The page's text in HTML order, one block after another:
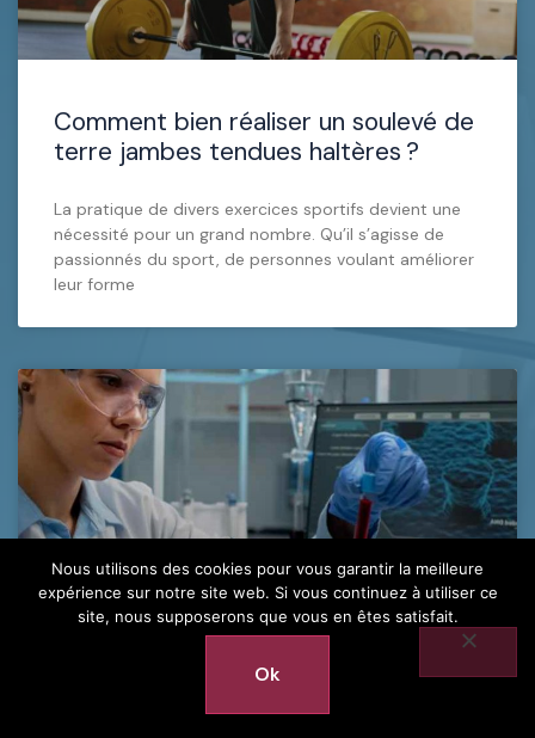
Comment bien réaliser un soulevé de
terre jambes tendues haltères ?
La pratique de divers exercices sportifs devient une
nécessité pour un grand nombre. Qu’il s’agisse de
passionnés du sport, de personnes voulant améliorer
leur forme
Taux élevé de créatinine dans le sang
: causes, symptômes et astuces pour
Nous utilisons des cookies pour vous garantir la meilleure
expérience sur notre site web. Si vous continuez à utiliser ce
site, nous supposerons que vous en êtes satisfait.
Ok